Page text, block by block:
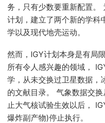
务，只有少数要重新配置。
计划，建立了两个新的学科
学以及现代地壳运动。
然而，IGY计划本身是有局
所有令人感兴趣的领域，
学，从未交换过卫星数据，
的文献目录。 气象数据交
止大气核试验生效以后，
爆炸副产物)停止执行。